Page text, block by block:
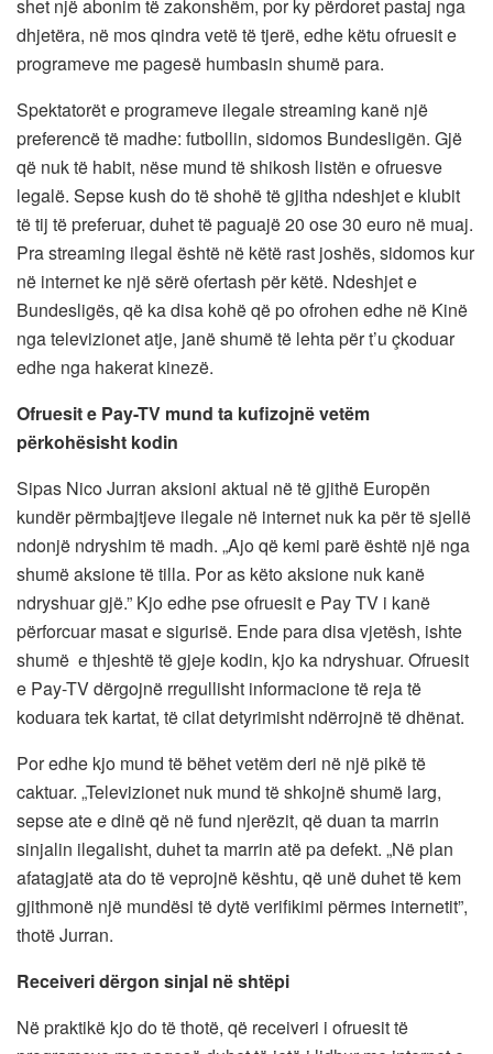
shet një abonim të zakonshëm, por ky përdoret pastaj nga
dhjetëra, në mos qindra vetë të tjerë, edhe këtu ofruesit e
programeve me pagesë humbasin shumë para.
Spektatorët e programeve ilegale streaming kanë një
preferencë të madhe: futbollin, sidomos Bundesligën. Gjë
që nuk të habit, nëse mund të shikosh listën e ofruesve
legalë. Sepse kush do të shohë të gjitha ndeshjet e klubit
të tij të preferuar, duhet të paguajë 20 ose 30 euro në muaj.
Pra streaming ilegal është në këtë rast joshës, sidomos kur
në internet ke një sërë ofertash për këtë. Ndeshjet e
Bundesligës, që ka disa kohë që po ofrohen edhe në Kinë
nga televizionet atje, janë shumë të lehta për t’u çkoduar
edhe nga hakerat kinezë.
Ofruesit e Pay-TV mund ta kufizojnë vetëm
përkohësisht kodin
Sipas Nico Jurran aksioni aktual në të gjithë Europën
kundër përmbajtjeve ilegale në internet nuk ka për të sjellë
ndonjë ndryshim të madh. „Ajo që kemi parë është një nga
shumë aksione të tilla. Por as këto aksione nuk kanë
ndryshuar gjë.” Kjo edhe pse ofruesit e Pay TV i kanë
përforcuar masat e sigurisë. Ende para disa vjetësh, ishte
shumë e thjeshtë të gjeje kodin, kjo ka ndryshuar. Ofruesit
e Pay-TV dërgojnë rregullisht informacione të reja të
koduara tek kartat, të cilat detyrimisht ndërrojnë të dhënat.
Por edhe kjo mund të bëhet vetëm deri në një pikë të
caktuar. „Televizionet nuk mund të shkojnë shumë larg,
sepse ate e dinë që në fund njerëzit, që duan ta marrin
sinjalin ilegalisht, duhet ta marrin atë pa defekt. „Në plan
afatagjatë ata do të veprojnë kështu, që unë duhet të kem
gjithmonë një mundësi të dytë verifikimi përmes internetit”,
thotë Jurran.
Receiveri dërgon sinjal në shtëpi
Në praktikë kjo do të thotë, që receiveri i ofruesit të